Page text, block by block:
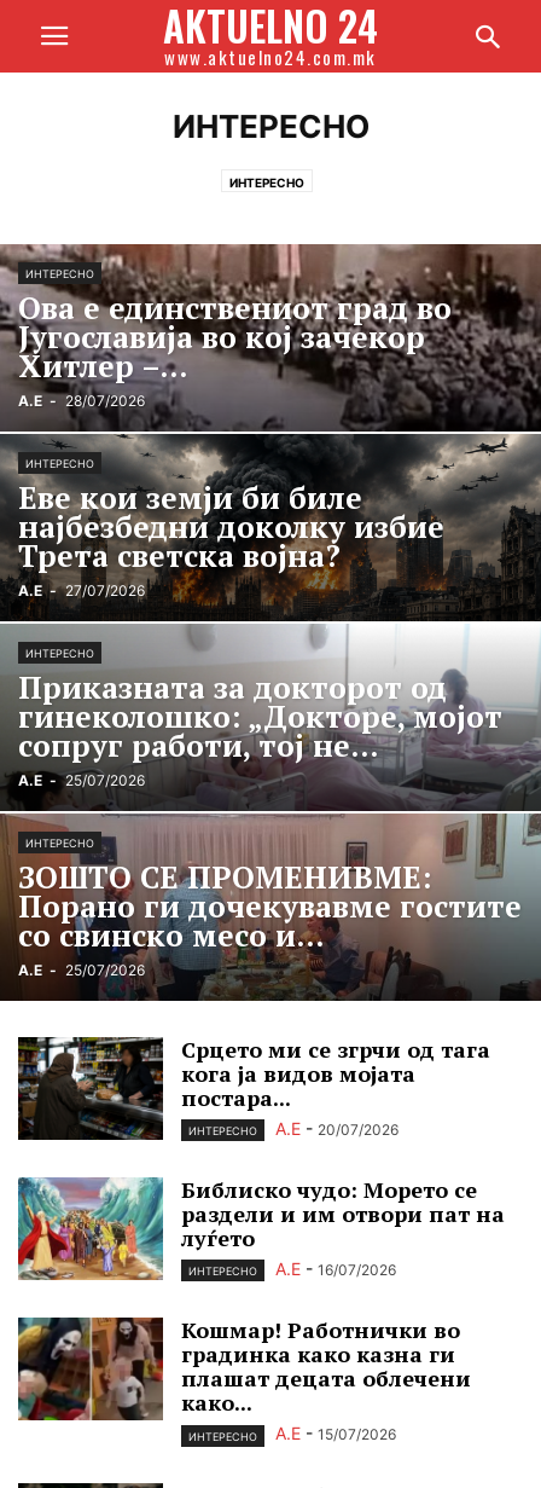
AKTUELNO 24
www.aktuelno24.com.mk
ИНТЕРЕСНО
ИНТЕРЕСНО
ИНТЕРЕСНО
Ова е единствениот град во
Југославија во кој зачекор
Хитлер –...
А.Е - 28/07/2026
ИНТЕРЕСНО
Еве кои земји би биле
најбезбедни доколку избие
Трета светска војна?
А.Е - 27/07/2026
ИНТЕРЕСНО
Приказната за докторот од
гинеколошко: „Докторе, мојот
сопруг работи, тој не...
А.Е - 25/07/2026
ИНТЕРЕСНО
ЗОШТО СЕ ПРОМЕНИВМЕ:
Порано ги дочекувавме гостите
со свинско месо и...
А.Е - 25/07/2026
Срцето ми се згрчи од тага
кога ја видов мојата
постара...
ИНТЕРЕСНО А.Е - 20/07/2026
Библиско чудо: Морето се
раздели и им отвори пат на
луѓето
ИНТЕРЕСНО А.Е - 16/07/2026
Кошмар! Работнички во
градинка како казна ги
плашат децата облечени
како...
ИНТЕРЕСНО А.Е - 15/07/2026